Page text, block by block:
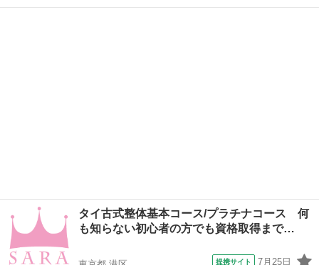
す。レッスンは学科と実技を行い、体感して頂きます。お客様は洋服
タイ古式整体基本コース/プラチナコース 何
も知らない初心者の方でも資格取得まで…
提携サイト 7月25日